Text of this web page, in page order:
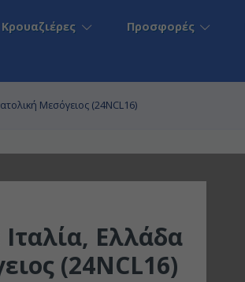
Κρουαζιέρες Προσφορές
Μεσόγειος (24NCL16)
Ελλάδα
(24NCL16)